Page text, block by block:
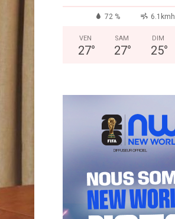
72 % 6.1kmh
VEN
27°
SAM
27°
DIM
25°